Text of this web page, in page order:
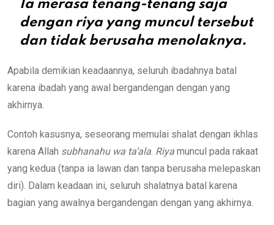
Ia merasa tenang-tenang saja
dengan riya yang muncul tersebut
dan tidak berusaha menolaknya.
Apabila demikian keadaannya, seluruh ibadahnya batal
karena ibadah yang awal bergandengan dengan yang
akhirnya.
Contoh kasusnya, seseorang memulai shalat dengan ikhlas
karena Allah subhanahu wa ta’ala. Riya muncul pada rakaat
yang kedua (tanpa ia lawan dan tanpa berusaha melepaskan
diri). Dalam keadaan ini, seluruh shalatnya batal karena
bagian yang awalnya bergandengan dengan yang akhirnya.